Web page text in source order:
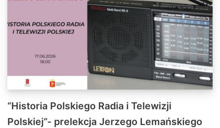
“Historia Polskiego Radia i Telewizji
Polskiej”- prelekcja Jerzego Lemańskiego